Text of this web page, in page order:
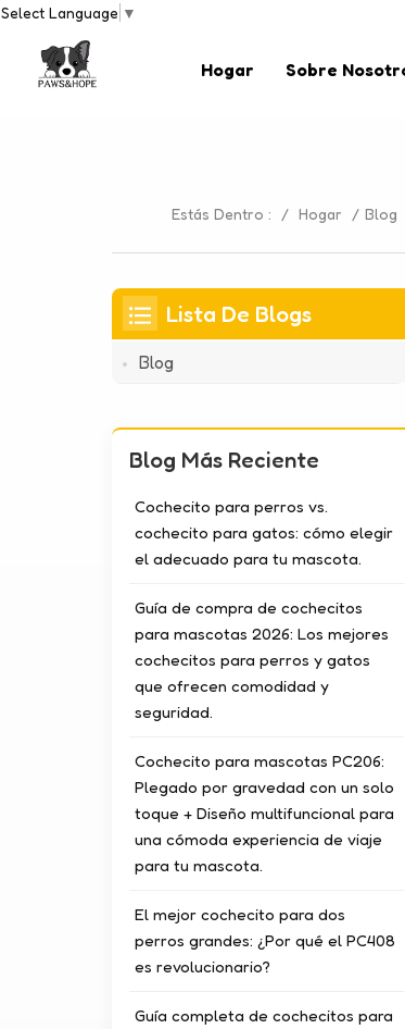
Select Language ▼
Hogar Sobre
Estás Dentro : / Hogar / Blog
Lista De Blogs
Blog
Blog Más Reciente
Cochecito para perros vs.
cochecito para gatos: cómo elegir
el adecuado para tu mascota.
Guía de compra de cochecitos
para mascotas 2026: Los mejores
cochecitos para perros y gatos
que ofrecen comodidad y
seguridad.
Cochecito para mascotas PC206:
Plegado por gravedad con un solo
toque + Diseño multifuncional para
una cómoda experiencia de viaje
para tu mascota.
El mejor cochecito para dos
perros grandes: ¿Por qué el PC408
es revolucionario?
Guía completa de cochecitos para